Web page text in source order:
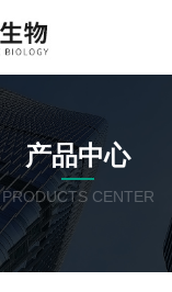
产品中心
PRODUCTS CENTER